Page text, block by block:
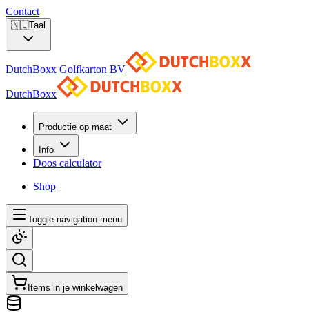
Contact
🇳🇱Taal
DutchBoxx Golfkarton BV
DutchBoxx
Productie op maat
Info
Doos calculator
Shop
Toggle navigation menu
Items in je winkelwagen